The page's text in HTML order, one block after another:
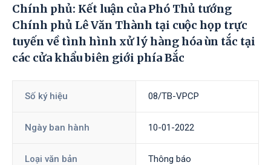
Chính phủ: Kết luận của Phó Thủ tướng
Chính phủ Lê Văn Thành tại cuộc họp trực
tuyến về tình hình xử lý hàng hóa ùn tắc tại
các cửa khẩu biên giới phía Bắc
Số ký hiệu 08/TB-VPCP
Ngày ban hành 10-01-2022
Loại văn bản Thông báo